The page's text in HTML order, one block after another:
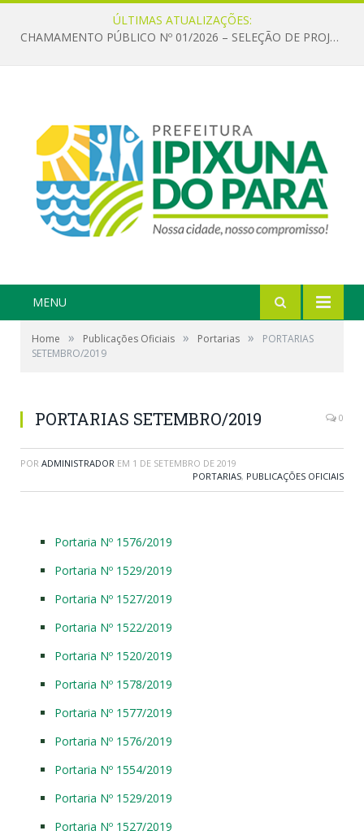
ÚLTIMAS ATUALIZAÇÕES:
CHAMAMENTO PÚBLICO Nº 01/2026 – SELEÇÃO DE PROJETOS PARA FIRMAR TERMO DE EXECUÇÃO CULTURAL COM RECURSOS DA POLÍTICA NACIONAL ALDIR BLANC DE FOMENTO À CULTURA – PNAB (LEI Nº 14.399/2022)
MENU
Home » Publicações Oficiais » Portarias »
PORTARIAS
SETEMBRO/2019
PORTARIAS SETEMBRO/2019 0
POR ADMINISTRADOR EM 1 DE SETEMBRO DE 2019
PORTARIAS, PUBLICAÇÕES OFICIAIS
Portaria Nº 1576/2019
Portaria Nº 1529/2019
Portaria Nº 1527/2019
Portaria Nº 1522/2019
Portaria Nº 1520/2019
Portaria Nº 1578/2019
Portaria Nº 1577/2019
Portaria Nº 1576/2019
Portaria Nº 1554/2019
Portaria Nº 1529/2019
Portaria Nº 1527/2019